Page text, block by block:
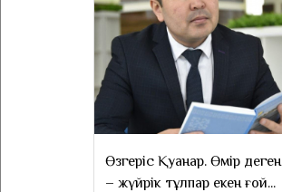
Өзгеріс Қуанар. Өмір деген
– жүйрік тұлпар екен ғой...